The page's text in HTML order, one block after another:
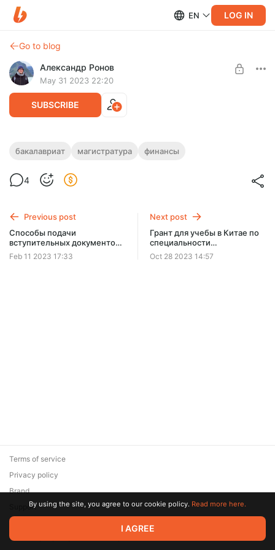
EN LOG IN
Go to blog
Александр Ронов
May 31 2023 22:20
SUBSCRIBE
Перевод денег из России в Китай.
карты и запасаемся наличными
средств в Китай для различных ситуаций. Есть ТЕКСТОВЫЙ
ДОКУМЕНТ с подробными рекомендациями.
бакалавриат магистратура финансы
4
Previous post
Способы подачи
вступительных документов
в университеты Китая.
Feb 11 2023 17:33
Next post
Грант для учебы в Китае по
специальности
преподавание китайского
языка
Oct 28 2023 14:57
© 2026 Zaya Solutions Limited. All rights reserved. All trademarks
are the property of their respective owners.
Terms of service
Privacy policy
Brand
SupportBy using the site, you agree to our cookie policy. Read more here.
I AGREE